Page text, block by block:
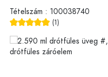
Tételszám : 100038740
(1)